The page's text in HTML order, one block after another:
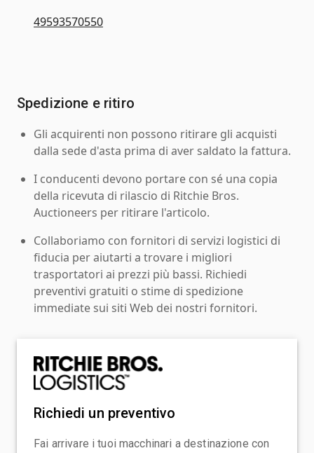
49593570550
Spedizione e ritiro
Gli acquirenti non possono ritirare gli acquisti
dalla sede d'asta prima di aver saldato la fattura.
I conducenti devono portare con sé una copia
della ricevuta di rilascio di Ritchie Bros.
Auctioneers per ritirare l'articolo.
Collaboriamo con fornitori di servizi logistici di
fiducia per aiutarti a trovare i migliori
trasportatori ai prezzi più bassi. Richiedi
preventivi gratuiti o stime di spedizione
immediate sui siti Web dei nostri fornitori.
Richiedi un preventivo
Fai arrivare i tuoi macchinari a destinazione con